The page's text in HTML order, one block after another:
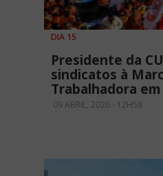
DIA 15
Presidente da
sindicatos à
Trabalhadora
09 ABRIL, 2026 - 12H58